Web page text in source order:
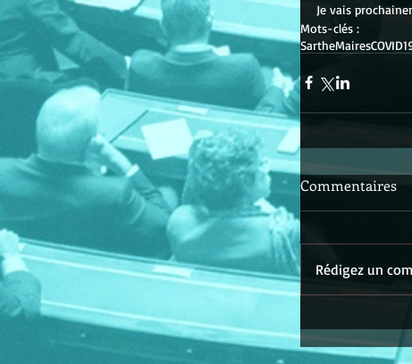
Je vais
Mots-clés :
SartheMaires
Commentaires
Rédigez un